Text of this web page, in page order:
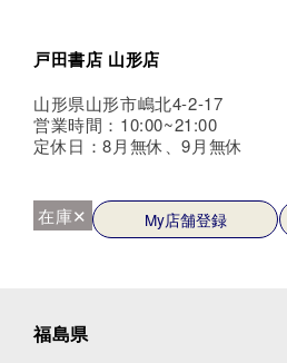
戸田書店 山形店
山形県山形市嶋北4-2-17
営業時間：10:00~21:00
定休日：8月無休、9月無休
在庫✕ My店舗登録
福島県